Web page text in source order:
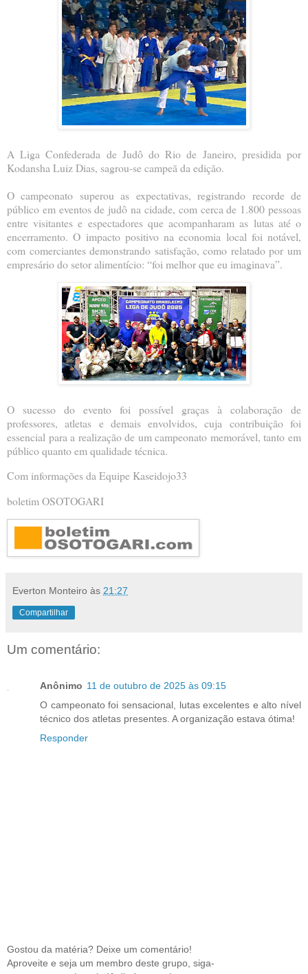
A Liga Confederada de Judô do Rio de Janeiro, presidida por
Kodansha Luiz Dias, sagrou-se campeã da edição.
O campeonato superou as expectativas, registrando recorde de
público em eventos de judô na cidade, com cerca de 1.800 pessoas
entre visitantes e espectadores que acompanharam as lutas até o
encerramento. O impacto positivo na economia local foi notável,
com comerciantes demonstrando satisfação, como relatado por um
empresário do setor alimentício: “foi melhor que eu imaginava”.
O sucesso do evento foi possível graças à colaboração de
professores, atletas e demais envolvidos, cuja contribuição foi
essencial para a realização de um campeonato memorável, tanto em
público quanto em qualidade técnica.
Com informações da Equipe Kaseidojo33
boletim OSOTOGARI
Everton Monteiro às 21:27
Compartilhar
Um comentário:
Anônimo 11 de outubro de 2025 às 09:15
O campeonato foi sensacional, lutas excelentes e alto nível
técnico dos atletas presentes. A organização estava ótima!
Responder
Gostou da matéria? Deixe um comentário!
Aproveite e seja um membro deste grupo, siga-